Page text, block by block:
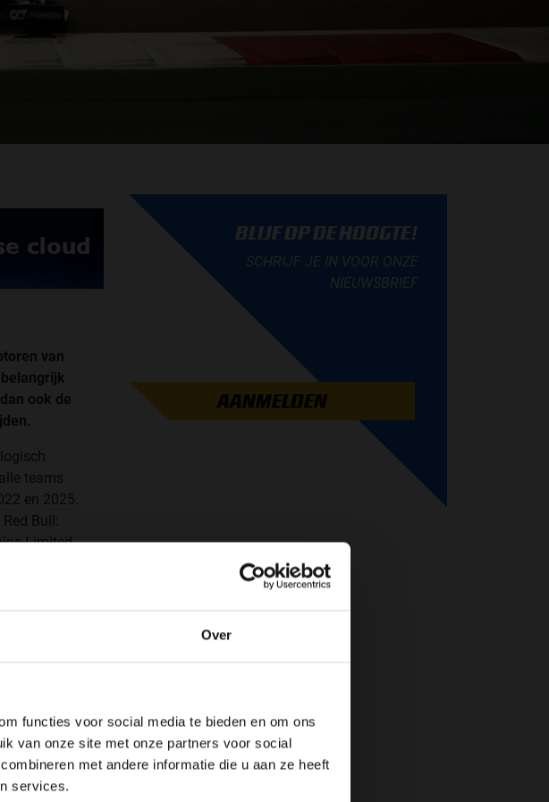
Over
functies voor social media te bieden en om ons
van onze site met onze partners voor social
met andere informatie die u aan ze heeft
services.
van
ook de
teams
en 2025.
Bull:
Limited.
BLIJF OP DE HOOGTE!
SCHRIJF JE IN VOOR ONZE
NIEUWSBRIEF
AANMELDEN
(18+)
(24+)